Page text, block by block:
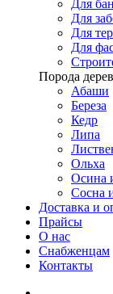
Для
Для
Для
Для
Порода
Абаши
Береза
Кедр
Липа
Ольха
Осина
Сосна
Доставка и
Прайсы
О нас
Снабженцам
Контакты